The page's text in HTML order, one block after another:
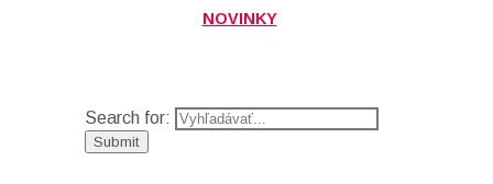
NOVINKY
Search for: